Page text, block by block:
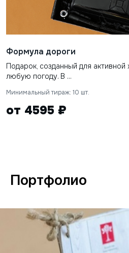
Формула дороги
Подарок, созданный для
любую погоду. В ...
Минимальный тираж: 10 шт.
от 4595 ₽
Портфолио